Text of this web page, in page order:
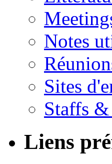
Notes
Sites
Staffs
Liens